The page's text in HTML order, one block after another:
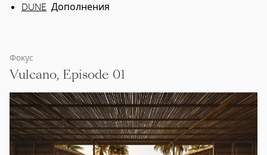
DUNE Дополнения
Фокус
Vulcano, Episode 01